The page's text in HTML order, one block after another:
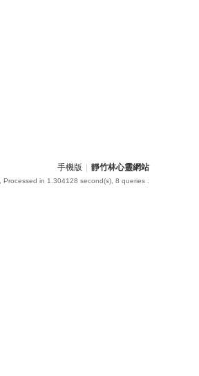
手機版 靜竹林心靈網站
, Processed in 1.304128 second(s), 8 queries .